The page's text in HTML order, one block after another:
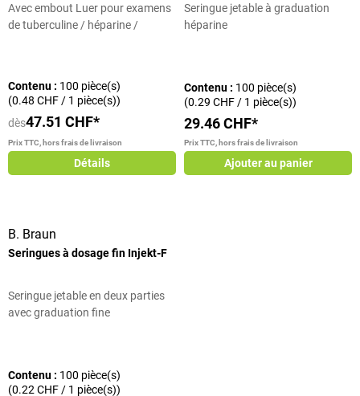
Avec embout Luer pour examens
de tuberculine / héparine /
Contenu : 100 pièce(s)
(0.48 CHF / 1 pièce(s))
dès47.51 CHF*
Prix TTC, hors frais de livraison
Détails
Seringue jetable à graduation
héparine
Contenu : 100 pièce(s)
(0.29 CHF / 1 pièce(s))
29.46 CHF*
Prix TTC, hors frais de livraison
Ajouter au panier
B. Braun
Seringues à dosage fin Injekt-F
Seringue jetable en deux parties
avec graduation fine
Contenu : 100 pièce(s)
(0.22 CHF / 1 pièce(s))